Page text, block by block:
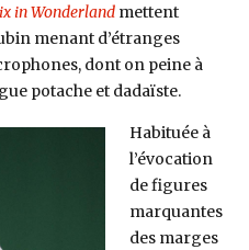
in Wonderlandmettent
menant d’étranges
dont on peine à
potache et dadaïste.
Habituée à
l’évocation
de figures
marquantes
des marges